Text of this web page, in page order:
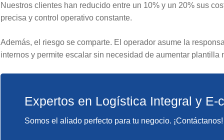
Nuestros clientes han reducido entre un 10% y un 20% sus
precisa y control operativo constante.
Además, el riesgo se comparte. El operador asume la
internos y permite escalar sin necesidad de aumentar plantilla
Expertos en Logística Integral y E-
Somos el aliado perfecto para tu negocio. ¡Contáctanos!